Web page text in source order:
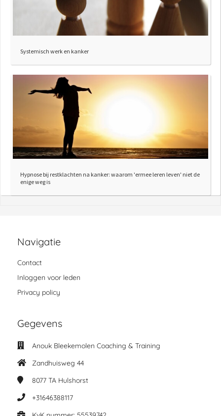
Systemisch werk en kanker
Hypnose bij restklachten na kanker: waarom 'ermee leren leven' niet de
enige weg is
Navigatie
Contact
Inloggen voor leden
Privacy policy
Gegevens
Anouk Bleekemolen Coaching & Training
Zandhuisweg 44
8077 TA Hulshorst
+31646388117